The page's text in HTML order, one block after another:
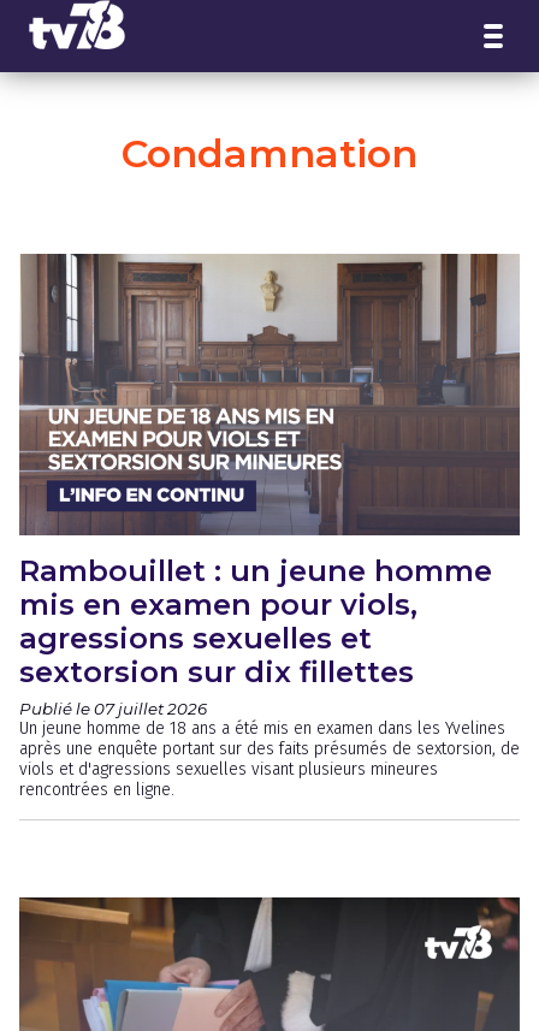
Condamnation
Rambouillet : un jeune homme
mis en examen pour viols,
agressions sexuelles et
sextorsion sur dix fillettes
Publié le 07 juillet 2026
Un jeune homme de 18 ans a été mis en examen dans les Yvelines
après une enquête portant sur des faits présumés de sextorsion, de
viols et d'agressions sexuelles visant plusieurs mineures
rencontrées en ligne.
Panneau de gestion des cookies